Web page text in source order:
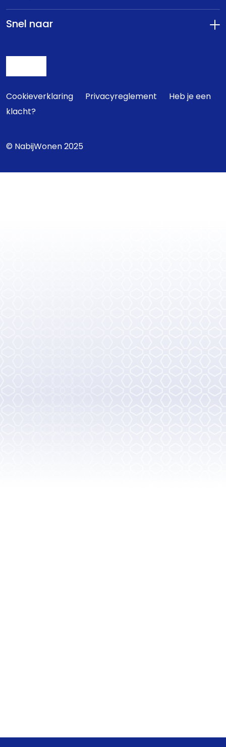
Snel naar
Cookieverklaring Privacyreglement
Heb je een
klacht?
© NabijWonen 2025